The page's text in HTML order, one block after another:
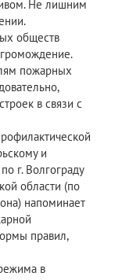
Не лишним
обществ
пожарных
в связи с
и
г. Волгограду
области (по
напоминает
правил,
в